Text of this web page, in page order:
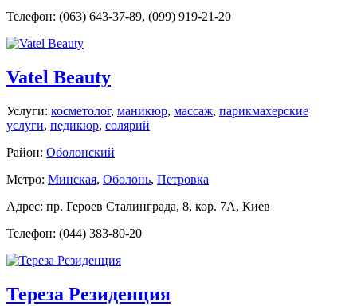
Телефон: (063) 643-37-89, (099) 919-21-20
Vatel Beauty
Услуги: косметолог, маникюр, массаж, парикмахерские
услуги, педикюр, солярий
Район: Оболонский
Метро: Минская, Оболонь, Петровка
Адрес: пр. Героев Сталинграда, 8, кор. 7А, Киев
Телефон: (044) 383-80-20
Тереза Резиденция